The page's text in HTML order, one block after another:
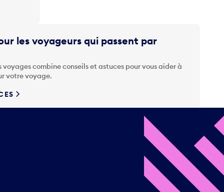
les voyageurs qui passent par
combine conseils et astuces pour vous aider à
votre voyage.